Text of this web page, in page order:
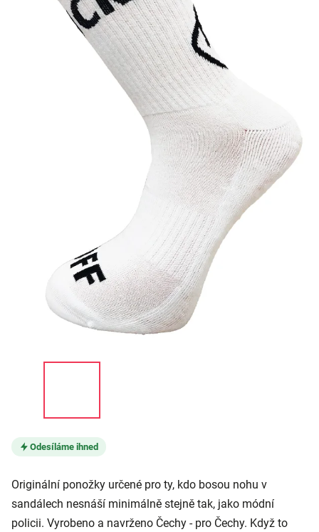
Odesíláme ihned
Originální ponožky určené pro ty, kdo bosou nohu v
sandálech nesnáší minimálně stejně tak, jako módní
policii. Vyrobeno a navrženo Čechy - pro Čechy. Když to